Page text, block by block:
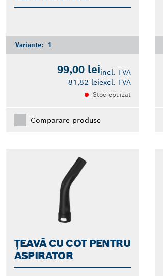
Variante: 1
99,00 leiincl. TVA
81,82 leiexcl. TVA
Stoc epuizat
Comparare produse
ȚEAVĂ CU COT PENTRU
ASPIRATOR